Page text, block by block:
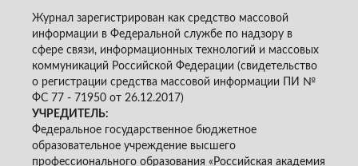
Журнал зарегистрирован как средство массовой
информации в Федеральной службе по надзору в
сфере связи, информационных технологий и массовых
коммуникаций Российской Федерации (свидетельство
о регистрации средства массовой информации ПИ №
ФС 77 - 71950 от 26.12.2017)
УЧРЕДИТЕЛЬ:
Федеральное государственное бюджетное
образовательное учреждение высшего
профессионального образования «Российская академия